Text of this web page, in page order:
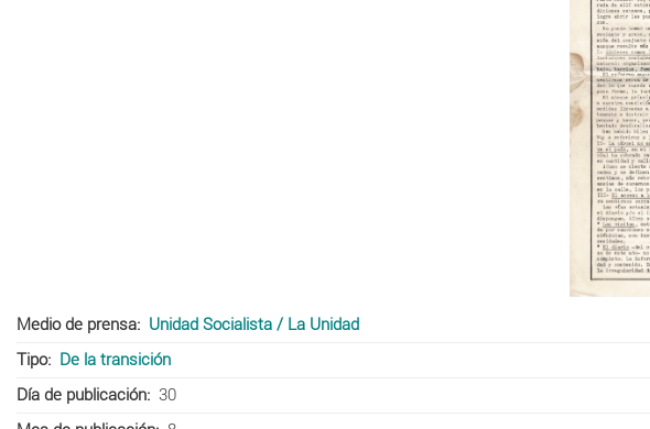
Medio de prensa
Unidad Socialista / La Unidad
Tipo
De la transición
Día de publicación
30